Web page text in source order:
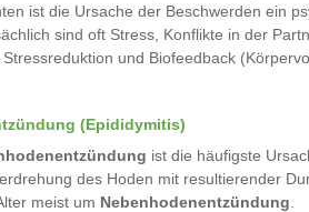
ist die Ursache der Beschwerden ein
sind oft Stress, Konflikte in der
und Biofeedback
(Epididymitis)
ist die häufigste
des Hoden mit resultierender
meist um Nebenhodenentzündung